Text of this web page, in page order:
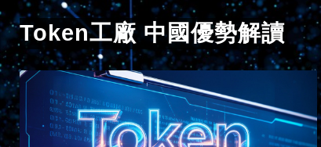
Token工廠 中國優勢解讀